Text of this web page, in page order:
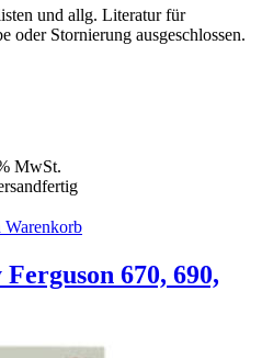
und allg. Literatur für
oder Stornierung ausgeschlossen.
MwSt.
Warenkorb
670, 690,